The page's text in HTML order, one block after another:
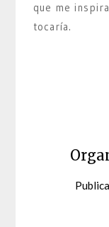
que me
tocaría.